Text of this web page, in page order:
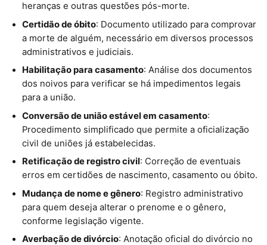
heranças e outras questões pós-morte.
Certidão de óbito: Documento utilizado para comprovar
a morte de alguém, necessário em diversos processos
administrativos e judiciais.
Habilitação para casamento: Análise dos documentos
dos noivos para verificar se há impedimentos legais
para a união.
Conversão de união estável em casamento:
Procedimento simplificado que permite a oficialização
civil de uniões já estabelecidas.
Retificação de registro civil: Correção de eventuais
erros em certidões de nascimento, casamento ou óbito.
Mudança de nome e gênero: Registro administrativo
para quem deseja alterar o prenome e o gênero,
conforme legislação vigente.
Averbação de divórcio: Anotação oficial do divórcio no